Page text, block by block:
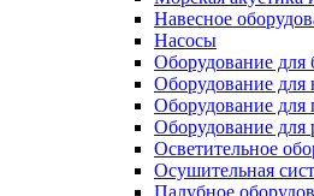
Навесное
Насосы
Оборудование для
Оборудование для
Оборудование для
Оборудование для
Осветительное
Осушительная
Палубное